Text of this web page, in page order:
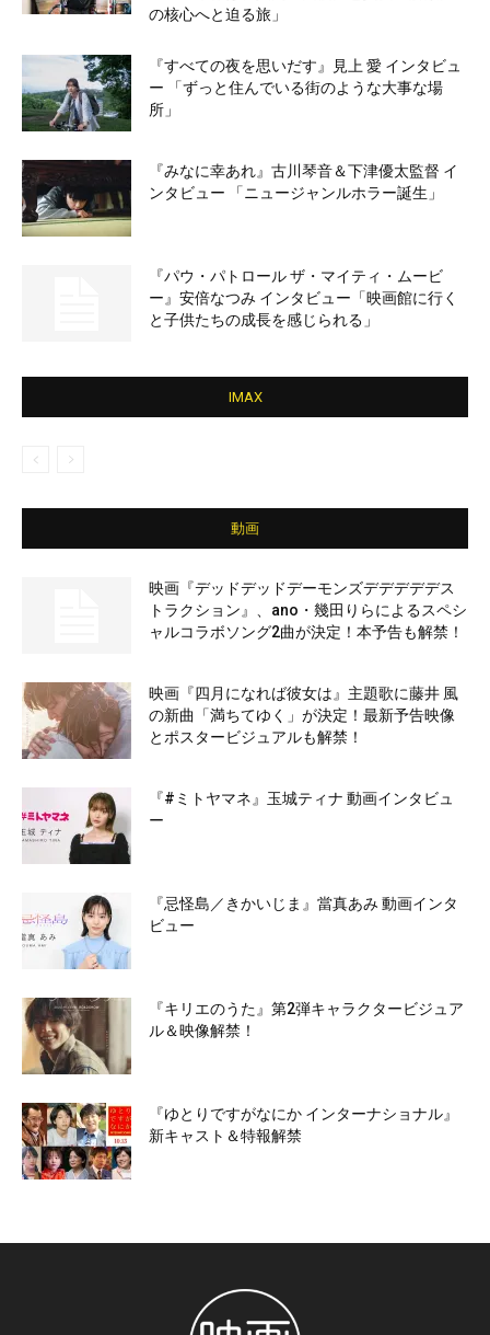
の核心へと迫る旅」
『すべての夜を思いだす』見上 愛 インタビュ
ー 「ずっと住んでいる街のような大事な場
所」
『みなに幸あれ』古川琴音＆下津優太監督 イ
ンタビュー 「ニュージャンルホラー誕生」
『パウ・パトロール ザ・マイティ・ムービ
ー』安倍なつみ インタビュー「映画館に行く
と子供たちの成長を感じられる」
IMAX
動画
映画『デッドデッドデーモンズデデデデデス
トラクション』、ano・幾田りらによるスペシ
ャルコラボソング2曲が決定！本予告も解禁！
映画『四月になれば彼女は』主題歌に藤井 風
の新曲「満ちてゆく」が決定！最新予告映像
とポスタービジュアルも解禁！
『#ミトヤマネ』玉城ティナ 動画インタビュ
ー
『忌怪島／きかいじま』當真あみ 動画インタ
ビュー
『キリエのうた』第2弾キャラクタービジュア
ル＆映像解禁！
『ゆとりですがなにか インターナショナル』
新キャスト＆特報解禁